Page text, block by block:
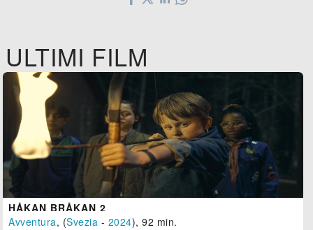
ULTIMI FILM
HÅKAN BRÅKAN 2
Avventura, (Svezia - 2024), 92 min.